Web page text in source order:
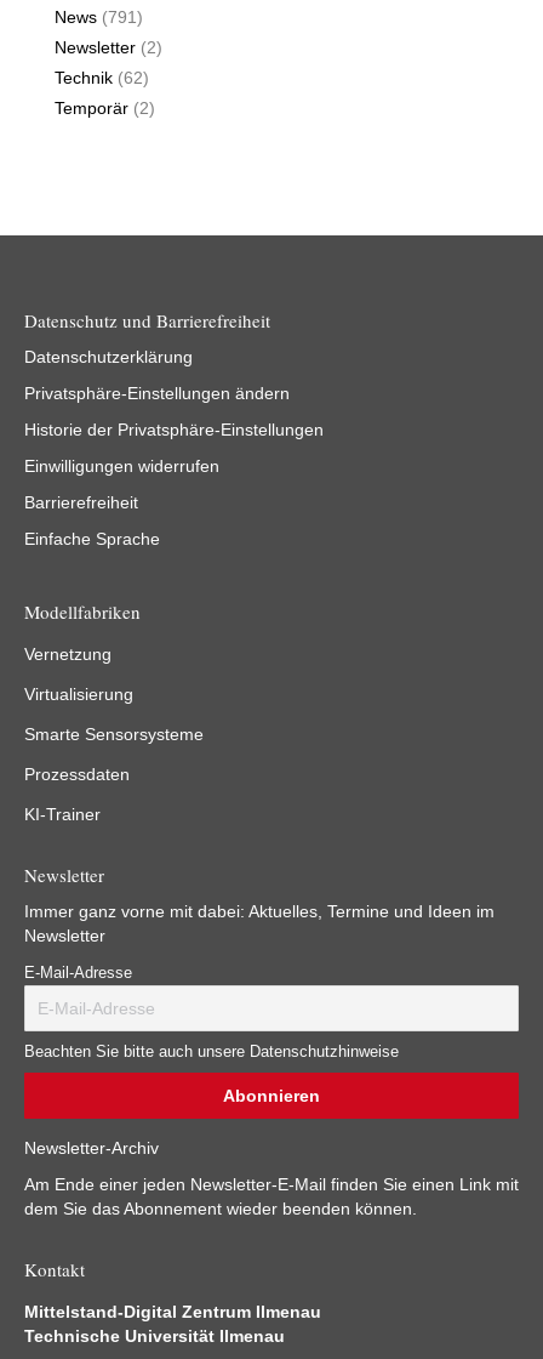
News (791)
Newsletter (2)
Technik (62)
Temporär (2)
Datenschutz und Barrierefreiheit
Datenschutzerklärung
Privatsphäre-Einstellungen ändern
Historie der Privatsphäre-Einstellungen
Einwilligungen widerrufen
Barrierefreiheit
Einfache Sprache
Modellfabriken
Vernetzung
Virtualisierung
Smarte Sensorsysteme
Prozessdaten
KI-Trainer
Newsletter
Immer ganz vorne mit dabei: Aktuelles, Termine und Ideen im
Newsletter
E-Mail-Adresse
Beachten Sie bitte auch unsere Datenschutzhinweise
Newsletter-Archiv
Am Ende einer jeden Newsletter-E-Mail finden Sie einen Link mit
dem Sie das Abonnement wieder beenden können.
Kontakt
Mittelstand-Digital Zentrum Ilmenau
Technische Universität Ilmenau